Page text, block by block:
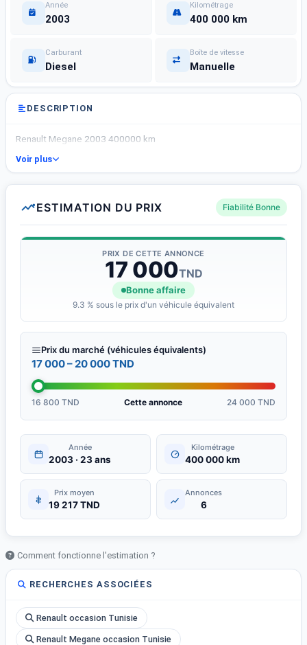
Année
2003
Kilométrage
400 000 km
Carburant
Diesel
Boîte de vitesse
Manuelle
DESCRIPTION
Renault Megane 2003 400000 km
Voir plus
ESTIMATION DU PRIX Fiabilité Bonne
PRIX DE CETTE ANNONCE
17 000TND
Bonne affaire
9.3 % sous le prix d'un véhicule équivalent
Prix du marché (véhicules équivalents)
17 000 – 20 000 TND
16 800 TND Cette annonce 24 000 TND
Année
2003 · 23 ans
Kilométrage
400 000 km
Prix moyen
19 217 TND
Annonces
6
Comment fonctionne l'estimation ?
RECHERCHES ASSOCIÉES
Renault occasion Tunisie
Renault Megane occasion Tunisie